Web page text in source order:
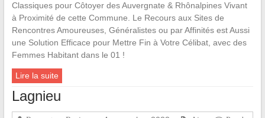
Classiques pour Côtoyer des Auvergnate & Rhônalpines Vivant
à Proximité de cette Commune. Le Recours aux Sites de
Rencontres Amoureuses, Généralistes ou par Affinités est Aussi
une Solution Efficace pour Mettre Fin à Votre Célibat, avec des
Femmes Habitant dans le 01 !
Lire la suite
Lagnieu